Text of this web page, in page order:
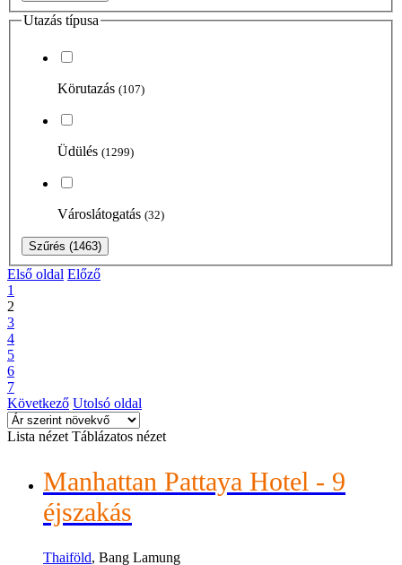
Utazás típusa
Körutazás (107)
Üdülés (1299)
Városlátogatás (32)
Szűrés (1463)
Első oldal Előző
1
2
3
4
5
6
7
Következő Utolsó oldal
Lista nézet Táblázatos nézet
Manhattan Pattaya Hotel - 9
éjszakás
Thaiföld, Bang Lamung